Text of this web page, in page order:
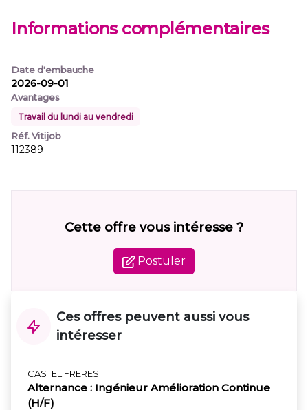
Informations complémentaires
Date d'embauche
2026-09-01
Avantages
Travail du lundi au vendredi
Réf. Vitijob
112389
Cette offre vous intéresse ?
Postuler
Ces offres peuvent aussi vous
intéresser
CASTEL FRERES
Alternance : Ingénieur Amélioration Continue
(H/F)